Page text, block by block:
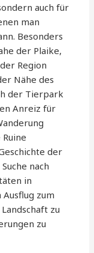
auch für
man
Besonders
der Plaike,
Region
Nähe des
der Tierpark
Anreiz für
der
nach
in
zum
zu
zu